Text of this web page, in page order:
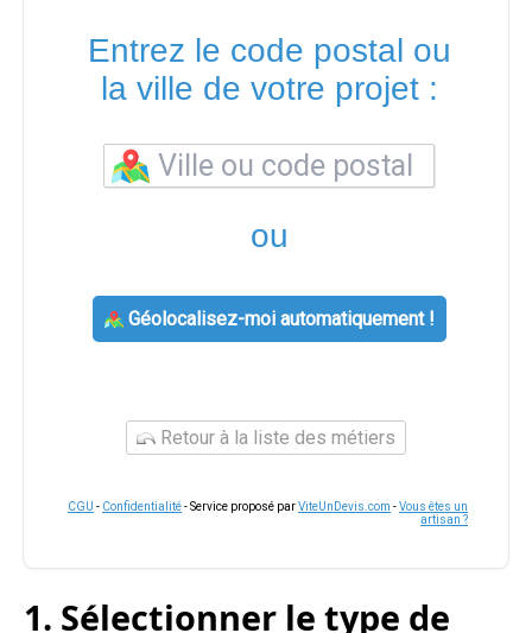
Entrez le code postal ou
la ville de votre projet :
ou
Géolocalisez-moi automatiquement !
Retour à la liste des métiers
CGU - Confidentialité- Service proposé parViteUnDevis.com -Vous êtes un
artisan ?
1. Sélectionner le type de